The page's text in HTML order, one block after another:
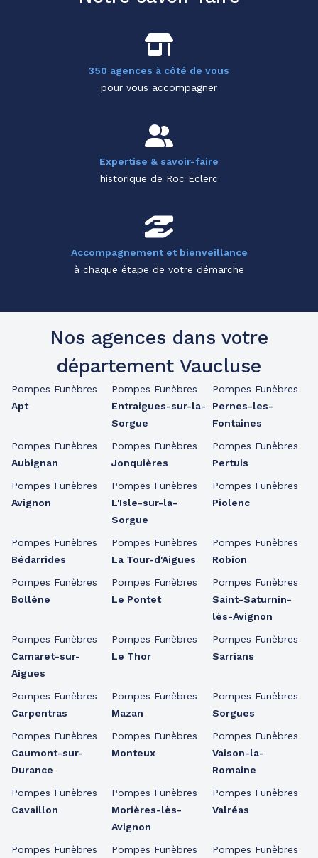
350 agences à côté de vous
pour vous accompagner
Expertise & savoir-faire
historique de Roc Eclerc
Accompagnement et bienveillance
à chaque étape de votre démarche
Nos agences dans votre
département Vaucluse
Pompes Funèbres
Apt
Pompes Funèbres
Aubignan
Pompes Funèbres
Avignon
Pompes Funèbres
Bédarrides
Pompes Funèbres
Bollène
Pompes Funèbres
Camaret-sur-
Aigues
Pompes Funèbres
Carpentras
Pompes Funèbres
Caumont-sur-
Durance
Pompes Funèbres
Cavaillon
Pompes Funèbres
Pompes Funèbres
Entraigues-sur-la-
Sorgue
Pompes Funèbres
Jonquières
Pompes Funèbres
L'Isle-sur-la-
Sorgue
Pompes Funèbres
La Tour-d'Aigues
Pompes Funèbres
Le Pontet
Pompes Funèbres
Le Thor
Pompes Funèbres
Mazan
Pompes Funèbres
Monteux
Pompes Funèbres
Morières-lès-
Avignon
Pompes Funèbres
Pompes Funèbres
Pernes-les-
Fontaines
Pompes Funèbres
Pertuis
Pompes Funèbres
Piolenc
Pompes Funèbres
Robion
Pompes Funèbres
Saint-Saturnin-
lès-Avignon
Pompes Funèbres
Sarrians
Pompes Funèbres
Sorgues
Pompes Funèbres
Vaison-la-
Romaine
Pompes Funèbres
Valréas
Pompes Funèbres